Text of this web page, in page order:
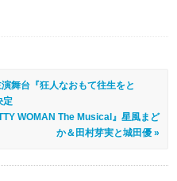
舞台『狂人なおもて往生をと
定
WOMAN The Musical』星風まど
か＆田村芽実と城田優 »